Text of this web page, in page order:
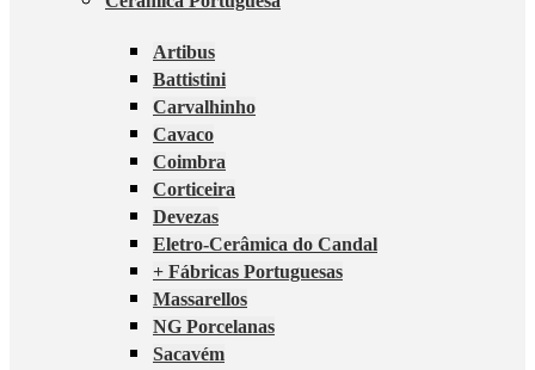
Artibus
Battistini
Carvalhinho
Cavaco
Coimbra
Corticeira
Devezas
Eletro-Cerâmica do Candal
+ Fábricas Portuguesas
Massarellos
NG Porcelanas
Sacavém